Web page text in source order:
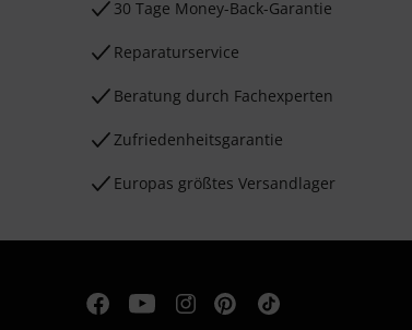
30 Tage Money-Back-Garantie
Reparaturservice
Beratung durch Fachexperten
Zufriedenheitsgarantie
Europas größtes Versandlager